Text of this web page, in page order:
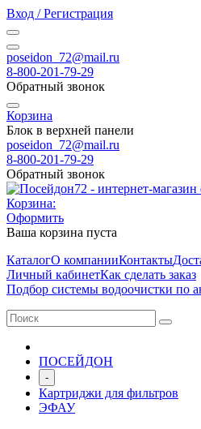
Вход / Регистрация
poseidon_72@mail.ru
8-800-201-79-29
Обратный звонок
Корзина
Блок в верхней панели
poseidon_72@mail.ru
8-800-201-79-29
Обратный звонок
Корзина:
Оформить
Ваша корзина пуста
КаталогО компанииКонтакты
Личный кабинетКак сделать заказ
Подбор системы водоочистки по
ПОСЕЙДОН
-
Картриджи для фильтров
ЭФАУ